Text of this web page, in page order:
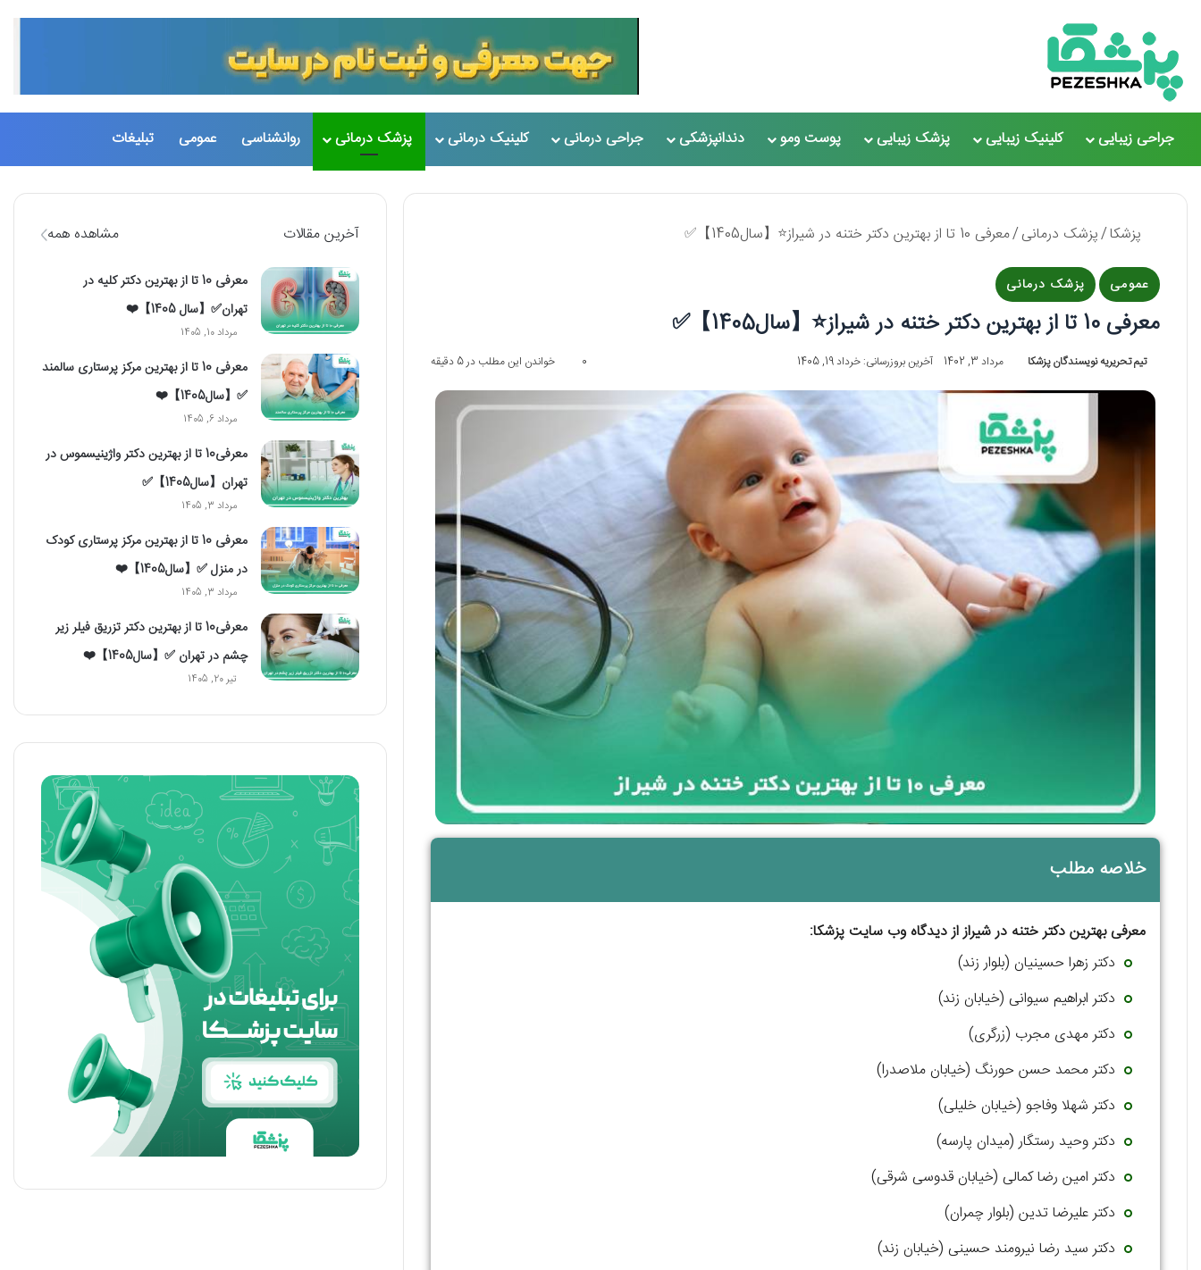
جراحی زیبایی کلینیک زیبایی پزشک زیبایی پوست ومو دندانپزشکی جراحی درمانی کلینیک درمانی پزشک درمانی روانشناسی عمومی تبلیغات
پزشکا/پزشک درمانی/معرفی 10 تا از بهترین دکتر ختنه در شیراز⭐【سال1405】✅
عمومی پزشک درمانی
معرفی 10 تا از بهترین دکتر ختنه در شیراز⭐【سال1405】✅
تیم تحریریه نویسندگان پزشکا مرداد 3, 1402 آخرین بروزرسانی: خرداد 19, 1405 0 خواندن این مطلب در 5 دقیقه
خلاصه مطلب
معرفی بهترین دکتر ختنه در شیراز از دیدگاه وب سایت پزشکا:
دکتر زهرا حسینیان (بلوار زند)
دکتر ابراهیم سیوانی (خیابان زند)
دکتر مهدی مجرب (زرگری)
دکتر محمد حسن حورنگ (خیابان ملاصدرا)
دکتر شهلا وفاجو (خیابان خلیلی)
دکتر وحید رستگار (میدان پارسه)
دکتر امین رضا کمالی (خیابان قدوسی شرقی)
دکتر علیرضا تدین (بلوار چمران)
دکتر سید رضا نیرومند حسینی (خیابان زند)
آخرین مقالات مشاهده همه
معرفی 10 تا از بهترین دکتر کلیه در
تهران✅【سال 1405】❤️
مرداد 10, 1405
معرفی 10 تا از بهترین مرکز پرستاری سالمند
✅【سال1405】❤️
مرداد 6, 1405
معرفی10 تا از بهترین دکتر واژینیسموس در
تهران【سال1405】✅
مرداد 3, 1405
معرفی 10 تا از بهترین مرکز پرستاری کودک
در منزل ✅【سال1405】❤️
مرداد 3, 1405
معرفی10 تا از بهترین دکتر تزریق فیلر زیر
چشم در تهران ✅【سال1405】❤️
تیر 20, 1405